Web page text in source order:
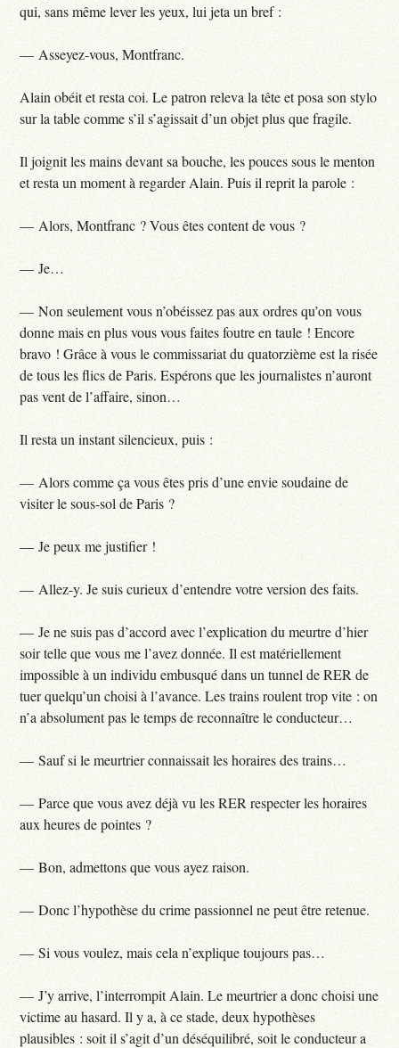
qui, sans même lever les yeux, lui jeta un bref :
— Asseyez-vous, Montfranc.
Alain obéit et resta coi. Le patron releva la tête et posa son stylo
sur la table comme s’il s’agissait d’un objet plus que fragile.
Il joignit les mains devant sa bouche, les pouces sous le menton
et resta un moment à regarder Alain. Puis il reprit la parole :
— Alors, Montfranc ? Vous êtes content de vous ?
— Je…
— Non seulement vous n’obéissez pas aux ordres qu’on vous
donne mais en plus vous vous faites foutre en taule ! Encore
bravo ! Grâce à vous le commissariat du quatorzième est la risée
de tous les flics de Paris. Espérons que les journalistes n’auront
pas vent de l’affaire, sinon…
Il resta un instant silencieux, puis :
— Alors comme ça vous êtes pris d’une envie soudaine de
visiter le sous-sol de Paris ?
— Je peux me justifier !
— Allez-y. Je suis curieux d’entendre votre version des faits.
— Je ne suis pas d’accord avec l’explication du meurtre d’hier
soir telle que vous me l’avez donnée. Il est matériellement
impossible à un individu embusqué dans un tunnel de RER de
tuer quelqu’un choisi à l’avance. Les trains roulent trop vite : on
n’a absolument pas le temps de reconnaître le conducteur…
— Sauf si le meurtrier connaissait les horaires des trains…
— Parce que vous avez déjà vu les RER respecter les horaires
aux heures de pointes ?
— Bon, admettons que vous ayez raison.
— Donc l’hypothèse du crime passionnel ne peut être retenue.
— Si vous voulez, mais cela n’explique toujours pas…
— J’y arrive, l’interrompit Alain. Le meurtrier a donc choisi une
victime au hasard. Il y a, à ce stade, deux hypothèses
plausibles : soit il s’agit d’un déséquilibré, soit le conducteur a